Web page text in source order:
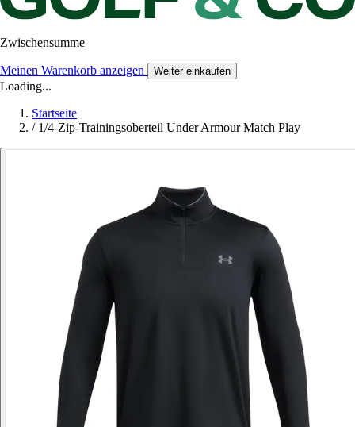
Zwischensumme
Meinen Warenkorb anzeigen Weiter einkaufen
Loading...
Startseite
/ 1/4-Zip-Trainingsoberteil Under Armour Match Play